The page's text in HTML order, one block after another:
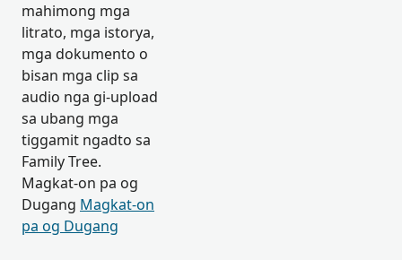
mahimong mga
litrato, mga istorya,
mga dokumento o
bisan mga clip sa
audio nga gi-upload
sa ubang mga
tiggamit ngadto sa
Family Tree.
Magkat-on pa og
Dugang Magkat-on
pa og Dugang